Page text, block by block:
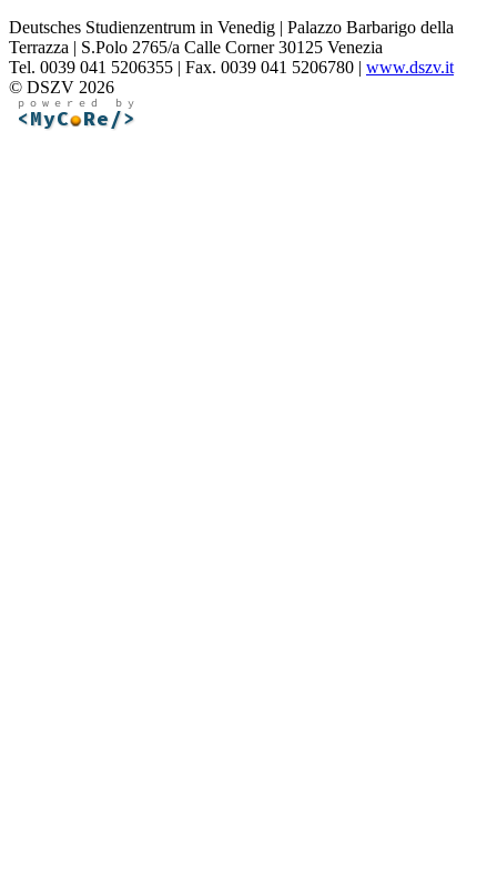
Deutsches Studienzentrum in Venedig | Palazzo Barbarigo della
Terrazza | S.Polo 2765/a Calle Corner 30125 Venezia
Tel. 0039 041 5206355 | Fax. 0039 041 5206780 | www.dszv.it
© DSZV 2026